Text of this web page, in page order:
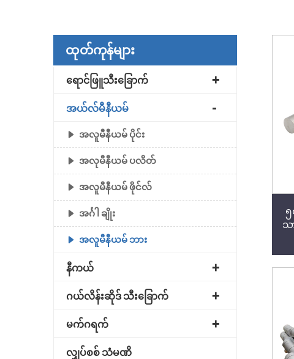
ထုတ်ကုန်များ
ရောင်ဖြူသီးခြောက်
အယ်လ်မီနီယမ်
အလူမီနီယမ် ပိုင်း
အလုမီနီယမ် ပလိတ်
အလူမီနီယမ် ဖိုင်လ်
အင်္ဂါ ချိုး
အလူမီနီယမ် ဘား
နီကယ်
ဂယ်လိန်းဆိုဒ် သီးခြောက်
မက်ဂရက်
လျှပ်စစ် သံမဏိ
သ